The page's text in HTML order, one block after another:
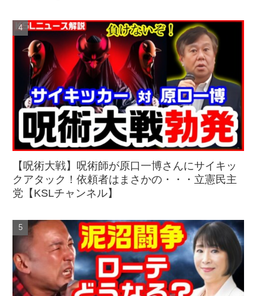
【呪術大戦】呪術師が原口一博さんにサイキッ
クアタック！依頼者はまさかの・・・立憲民主
党【KSLチャンネル】